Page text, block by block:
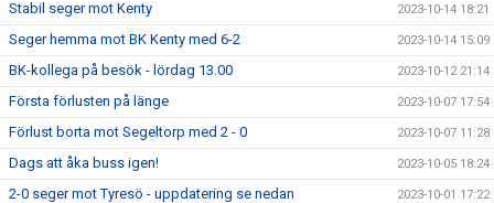
Stabil seger mot Kenty 2023-10-14 18:21
Seger hemma mot BK Kenty med 6-2 2023-10-14 15:09
BK-kollega på besök - lördag 13.00 2023-10-12 21:14
Första förlusten på länge 2023-10-07 17:54
Förlust borta mot Segeltorp med 2 - 0 2023-10-07 11:28
Dags att åka buss igen! 2023-10-05 18:24
2-0 seger mot Tyresö - uppdatering se nedan 2023-10-01 17:22